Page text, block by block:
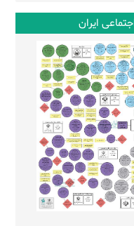
ایران